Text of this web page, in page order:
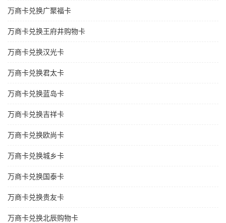
万商卡兑换广聚福卡
万商卡兑换王府井购物卡
万商卡兑换汉光卡
万商卡兑换君太卡
万商卡兑换蓝岛卡
万商卡兑换吉祥卡
万商卡兑换欧尚卡
万商卡兑换城乡卡
万商卡兑换国泰卡
万商卡兑换贵友卡
万商卡兑换北辰购物卡